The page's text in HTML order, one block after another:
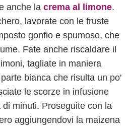
anche la crema al limone.
lavorate con le fruste
gonfio e spumoso, che
Fate anche riscaldare il
tagliate in maniera
bianca che risulta un po'
le scorze in infusione
minuti. Proseguite con la
aggiungendovi la maizena